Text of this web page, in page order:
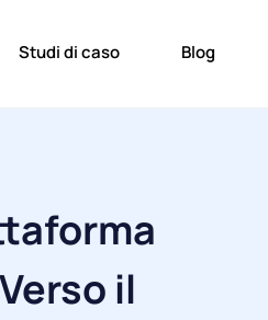
Studi di caso Blog
il